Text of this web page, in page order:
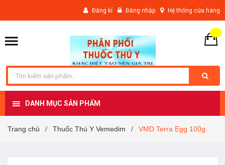
Đăng kí Đăng nhập Hệ thống cửa hàng
DANH MỤC SẢN PHẨM
Trang chủ / Thuốc Thú Y Vemedim / VMD Terra Egg 100g